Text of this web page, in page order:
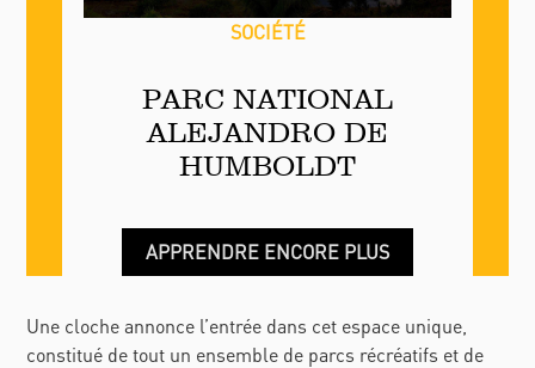
SOCIÉTÉ
PARC NATIONAL
ALEJANDRO DE
HUMBOLDT
APPRENDRE ENCORE PLUS
Une cloche annonce l’entrée dans cet espace unique,
constitué de tout un ensemble de parcs récréatifs et de